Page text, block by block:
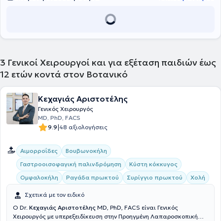
3 Γενικοί Χειρουργοί και για εξέταση παιδιών έως
12 ετών κοντά στον Βοτανικό
Κεχαγιάς Αριστοτέλης
Γενικός Χειρουργός
MD, PhD, FACS
9.9|48 αξιολογήσεις
Αιμορροΐδες
Βουβωνοκήλη
Γαστροοισοφαγική παλινδρόμηση
Κύστη κόκκυγος
Ομφαλοκήλη
Ραγάδα πρωκτού Συρίγγιο πρωκτού Χολή
Σχετικά με τον ειδικό
Ο Dr. Κεχαγιάς Αριστοτέλης MD, PhD, FACS είναι Γενικός
Χειρουργός με υπερεξειδίκευση στην Προηγμένη Λαπαροσκοπική